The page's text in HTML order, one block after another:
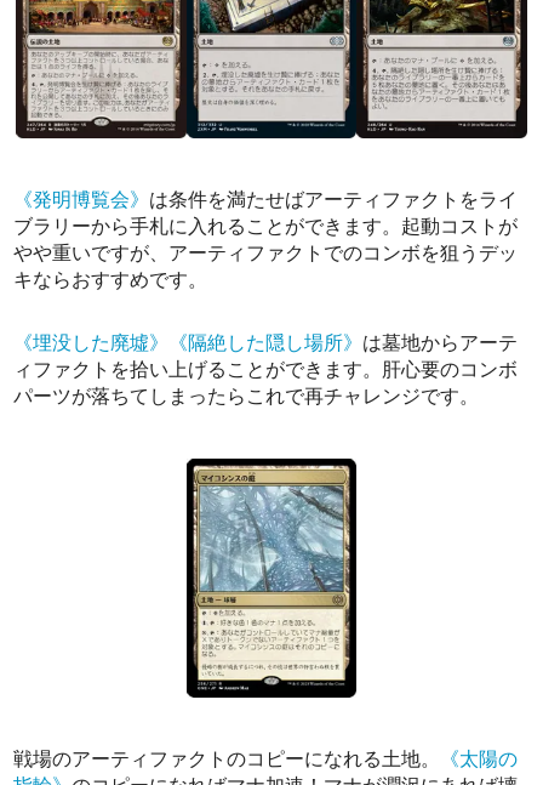
《発明博覧会》 は条件を満たせばアーティファクトをライ
ブラリーから手札に入れることができます。起動コストが
やや重いですが、アーティファクトでのコンボを狙うデッ
キならおすすめです。
《埋没した廃墟》 《隔絶した隠し場所》 は墓地からアーテ
ィファクトを拾い上げることができます。肝心要のコンボ
パーツが落ちてしまったらこれで再チャレンジです。
戦場のアーティファクトのコピーになれる土地。
《太陽の